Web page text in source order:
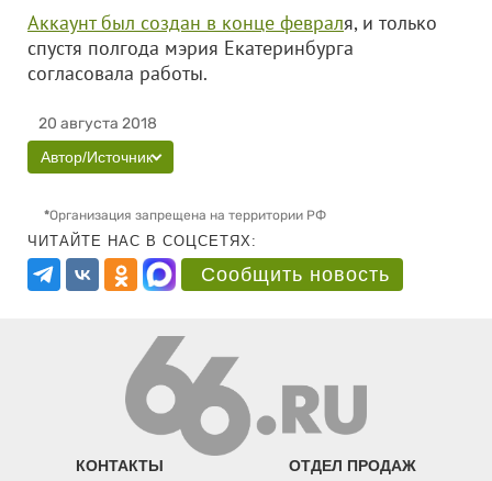
Аккаунт был создан в конце февраля, и только
спустя полгода мэрия Екатеринбурга
согласовала работы.
20 августа 2018
Автор/Источник
*Организация запрещена на территории РФ
ЧИТАЙТЕ НАС В СОЦСЕТЯХ:
Сообщить новость
КОНТАКТЫ ОТДЕЛ ПРОДАЖ